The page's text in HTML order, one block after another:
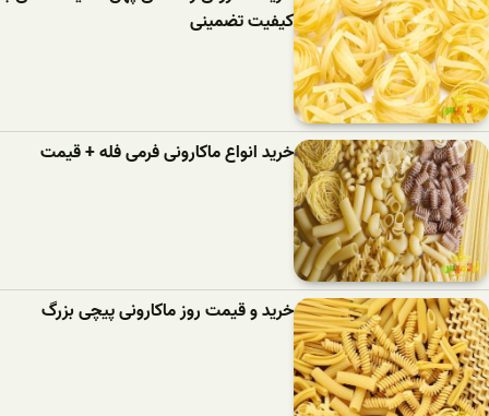
کیفیت تضمینی
خرید انواع ماکارونی فرمی فله + قیمت
خرید و قیمت روز ماکارونی پیچی بزرگ